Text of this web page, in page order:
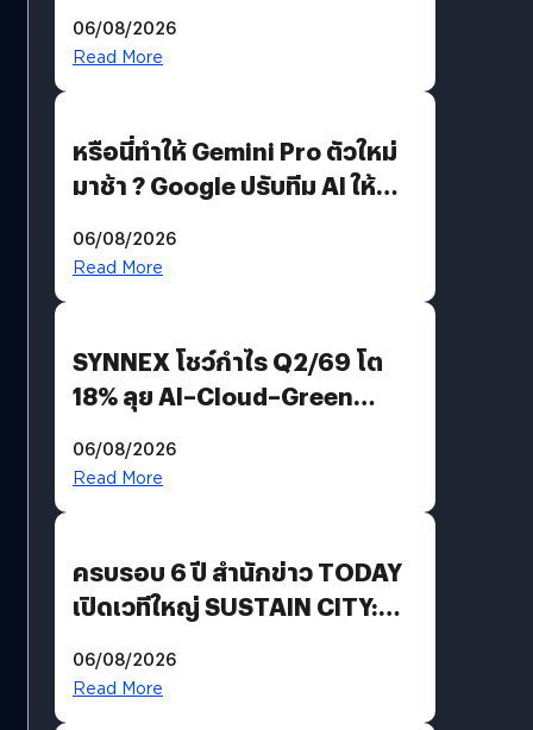
06/08/2026
Read More
หรือนี่ทำให้ Gemini Pro ตัวใหม่
มาช้า ? Google ปรับทีม AI ให้
AGI
06/08/2026
Read More
SYNNEX โชว์กำไร Q2/69 โต
18% ลุย AI–Cloud–Green
Revenue เร่งเครื่อง New
06/08/2026
Read More
ครบรอบ 6 ปี สำนักข่าว TODAY
เปิดเวทีใหญ่ SUSTAIN CITY:
แนวทางปรับตัวสู่เศรษฐกิจสี
06/08/2026
Read More